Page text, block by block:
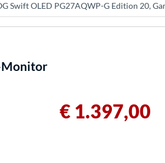
Swift OLED PG27AQWP-G Edition 20,
Monitor
€ 1.397,00